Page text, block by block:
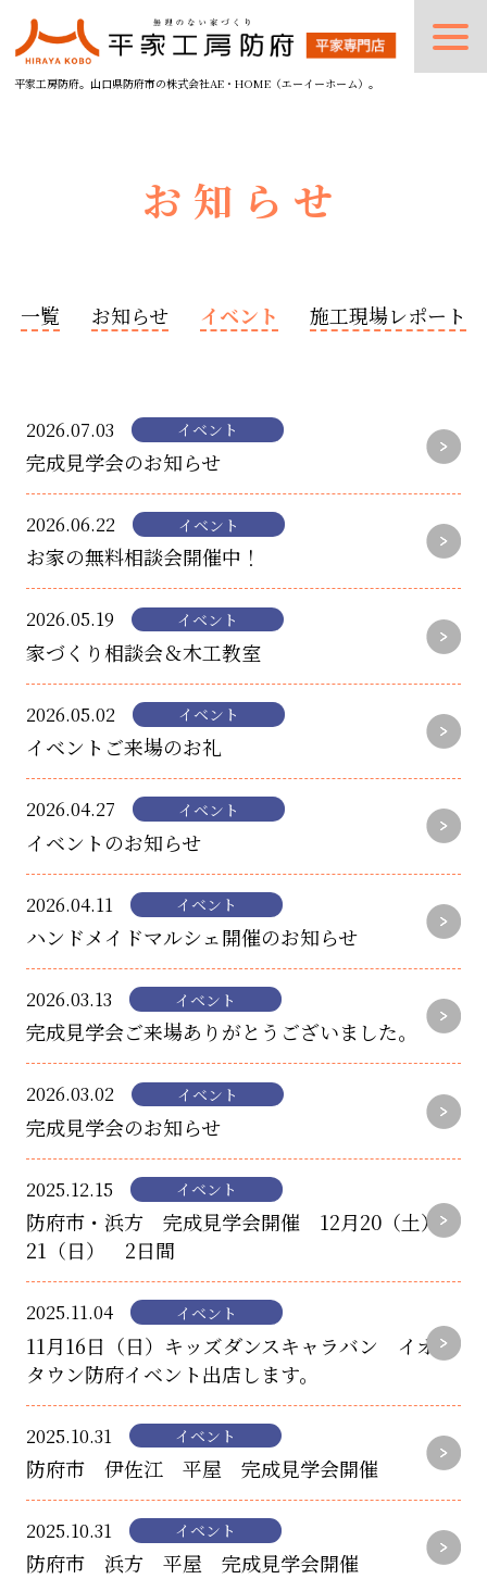
平家工房防府。山口県防府市の株式会社AE・HOME（エーイーホーム）。
お知らせ
一覧 お知らせ イベント 施工現場レポート
2026.07.03 イベント
完成見学会のお知らせ
2026.06.22 イベント
お家の無料相談会開催中！
2026.05.19 イベント
家づくり相談会＆木工教室
2026.05.02 イベント
イベントご来場のお礼
2026.04.27 イベント
イベントのお知らせ
2026.04.11 イベント
ハンドメイドマルシェ開催のお知らせ
2026.03.13 イベント
完成見学会ご来場ありがとうございました。
2026.03.02 イベント
完成見学会のお知らせ
2025.12.15 イベント
防府市・浜方 完成見学会開催 12月20（土）
21（日） 2日間
2025.11.04 イベント
11月16日（日）キッズダンスキャラバン イオン
タウン防府イベント出店します。
2025.10.31 イベント
防府市 伊佐江 平屋 完成見学会開催
2025.10.31 イベント
防府市 浜方 平屋 完成見学会開催